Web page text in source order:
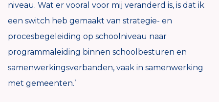
niveau. Wat er vooral voor mij veranderd is, is dat ik
een switch heb gemaakt van strategie- en
procesbegeleiding op schoolniveau naar
programmaleiding binnen schoolbesturen en
samenwerkingsverbanden, vaak in samenwerking
met gemeenten.’